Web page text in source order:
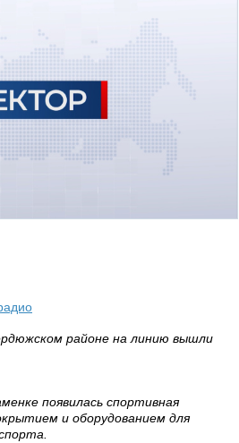
районе на линию вышли
появилась спортивная
и оборудованием для